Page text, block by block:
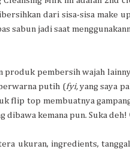
dari sisa-sisa make
sabun jadi saat
produk pembersih wajah
putih (fyi,yang saya
flip top membuatnya
dibawa kemana pun. Suka deh!
ukuran, ingredients,